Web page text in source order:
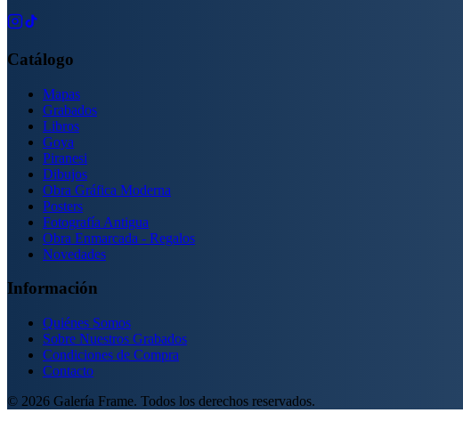
Catálogo
Mapas
Grabados
Libros
Goya
Piranesi
Dibujos
Obra Gráfica Moderna
Posters
Fotografía Antigua
Obra Enmarcada - Regalos
Novedades
Información
Quiénes Somos
Sobre Nuestros Grabados
Condiciones de Compra
Contacto
© 2026 Galería Frame. Todos los derechos reservados.